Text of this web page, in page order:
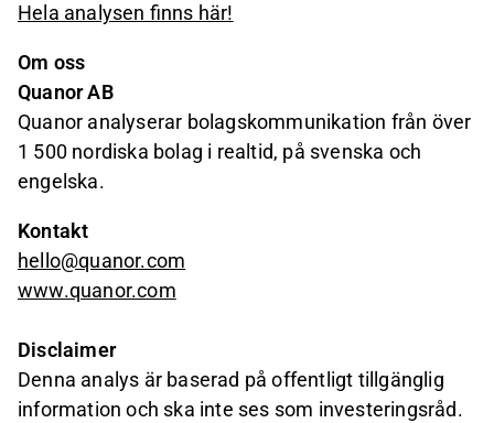
Hela analysen finns här!
Om oss
Quanor AB
Quanor analyserar bolagskommunikation från över
1 500 nordiska bolag i realtid, på svenska och
engelska.
Kontakt
hello@quanor.com
www.quanor.com
Disclaimer
Denna analys är baserad på offentligt tillgänglig
information och ska inte ses som investeringsråd.